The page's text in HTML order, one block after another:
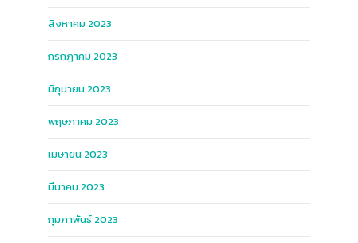
สิงหาคม 2023
กรกฎาคม 2023
มิถุนายน 2023
พฤษภาคม 2023
เมษายน 2023
มีนาคม 2023
กุมภาพันธ์ 2023